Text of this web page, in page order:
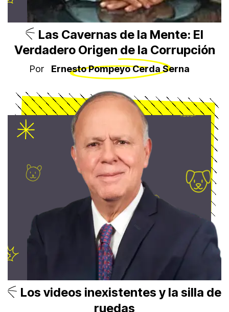
Las Cavernas de la Mente: El
Verdadero Origen de la Corrupción
Por Ernesto Pompeyo Cerda Serna
Los videos inexistentes y la silla de
ruedas